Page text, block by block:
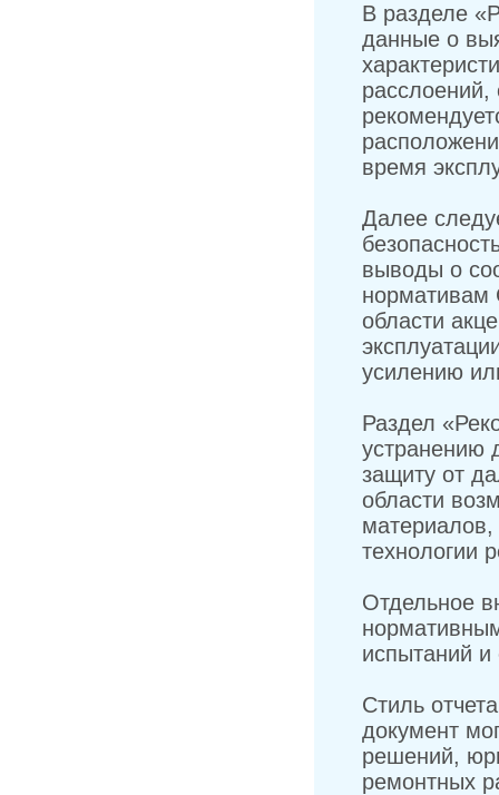
В разделе
данные о
расслоений,
время
Далее
выводы о
нормативам
области
усилению
Раздел
устранению
защиту от
области
технологии
Отдельное
испытаний
Стиль
документ
решений,
ремонтных